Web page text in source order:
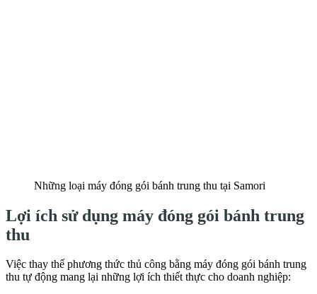
Những loại máy đóng gói bánh trung thu tại Samori
Lợi ích sử dụng máy đóng gói bánh trung
thu
Việc thay thế phương thức thủ công bằng máy đóng gói bánh trung
thu tự động mang lại những lợi ích thiết thực cho doanh nghiệp: